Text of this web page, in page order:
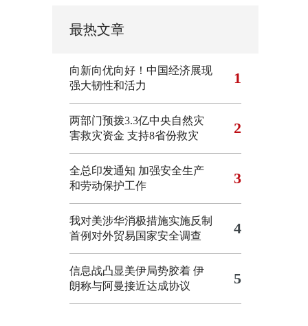
最热文章
向新向优向好！中国经济展现
强大韧性和活力
1
两部门预拨3.3亿中央自然灾
害救灾资金 支持8省份救灾
2
全总印发通知 加强安全生产
和劳动保护工作
3
我对美涉华消极措施实施反制
首例对外贸易国家安全调查
4
信息战凸显美伊局势胶着 伊
朗称与阿曼接近达成协议
5